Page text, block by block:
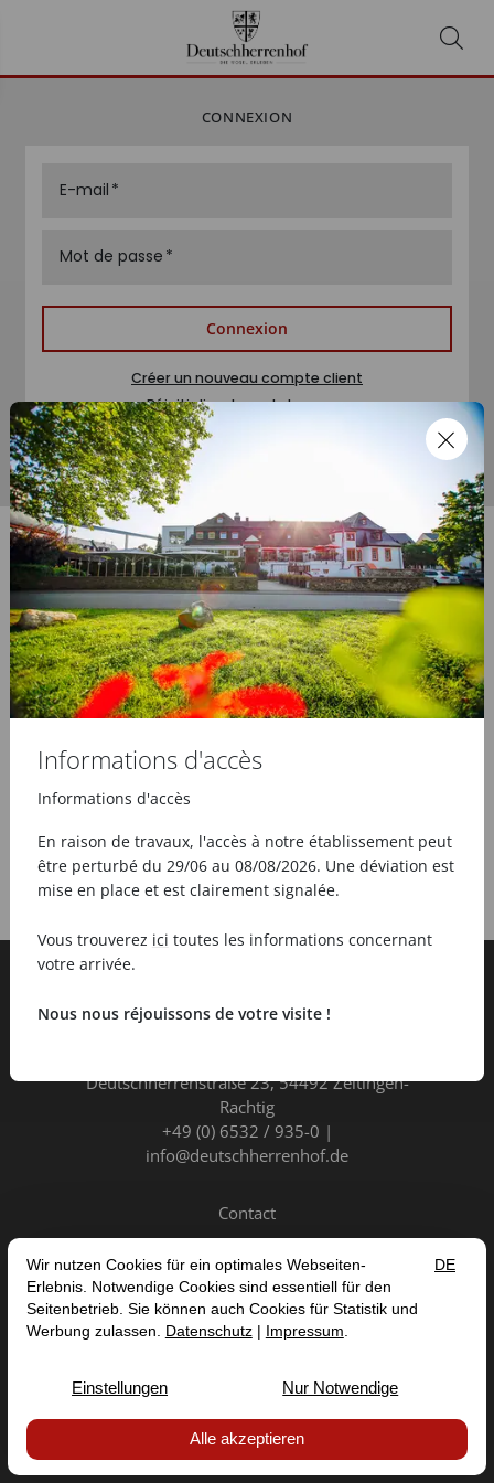
CONNEXION
E-mail
Mot de passe
Connexion
Créer un nouveau compte client
Réinitialiser le mot de passe
Deutschherrenstraße 23 54492 Zeltingen-
Rachtig
+49 (0) 6532 / 935-0
info@deutschherrenhof.de
Contact
PROINTERNET
FR DE EN NL
ANNULER LE CONTRATMENTIONS LÉGALES
PROTECTION DES DONNÉESCGV
DÉCLARATION D'ACCESSIBILITÉ
Informations d'accès
Informations d'accès
En raison de travaux, l'accès à notre établissement peut
être perturbé du 29/06 au 08/08/2026. Une déviation est
mise en place et est clairement signalée.
Vous trouverez ici toutes les informations concernant
votre arrivée.
Nous nous réjouissons de votre visite !